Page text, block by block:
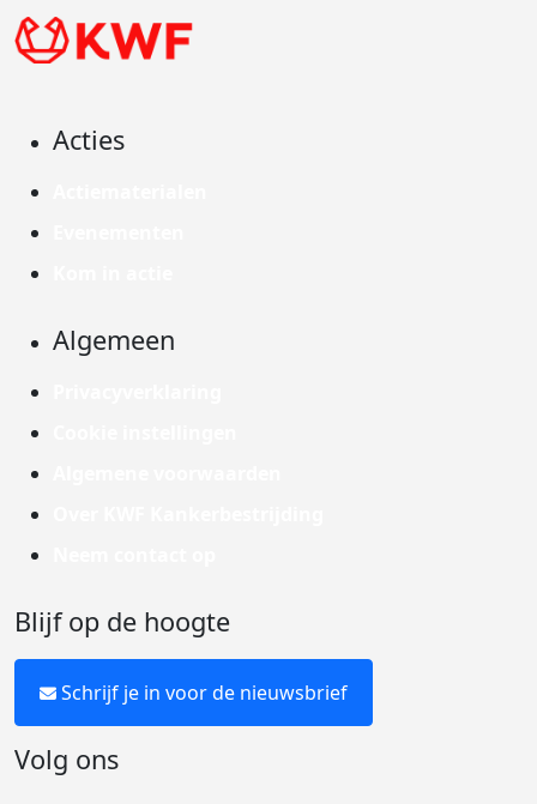
Acties
Algemeen
Blijf op de hoogte
Schrijf je in voor de nieuwsbrief
Volg ons